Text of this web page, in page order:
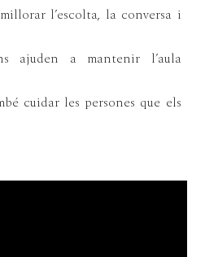
l’escolta, la conversa i
ajuden a mantenir l’aula
cuidar les persones que els